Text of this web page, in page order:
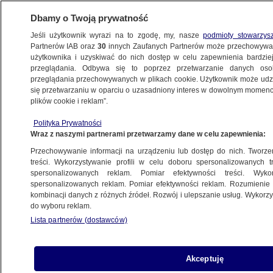
RZESZÓW
16-latkiem zajmie się sąd rodzinny
3.07.2026, 12:10
Posłuchaj artykułu
Czyta lektor AI
Dbamy o Twoją prywatność
Jeśli użytkownik wyrazi na to zgodę, my, naszepodmioty
Partnerów IAB oraz30 innych Zaufanych Partnerów może
użytkownika i uzyskiwać do nich dostęp w celu zapewnienia
przeglądania. Odbywa się to poprzez przetwarzanie danych
przeglądania przechowywanych w plikach cookie. Użytkownik może
się przetwarzaniu w oparciu o uzasadniony interes w dowolnym
plików cookie i reklam”.
Polityka Prywatności
Wraz z naszymi partnerami przetwarzamy dane w celu zapewnienia:
Przechowywanie informacji na urządzeniu lub dostęp do nich.
treści. Wykorzystywanie profili w celu doboru spersonalizowanych
spersonalizowanych reklam. Pomiar efektywności treści.
spersonalizowanych reklam. Pomiar efektywności reklam.
kombinacji danych z różnych źródeł. Rozwój i ulepszanie usług.
do wyboru reklam.
Lista partnerów (dostawców)
Akceptuję